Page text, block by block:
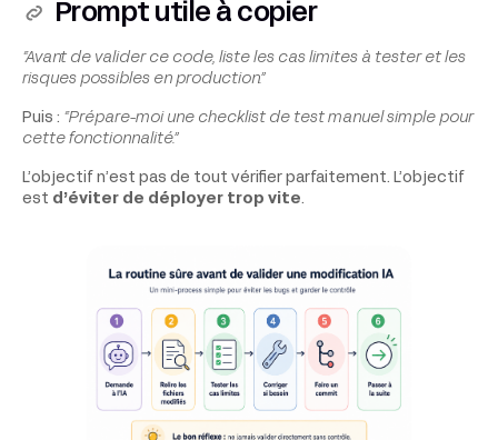
Prompt utile à copier
“Avant de valider ce code, liste les cas limites à tester et les
risques possibles en production.”
Puis : “Prépare-moi une checklist de test manuel simple pour
cette fonctionnalité.”
L’objectif n’est pas de tout vérifier parfaitement. L’objectif
est d’éviter de déployer trop vite.